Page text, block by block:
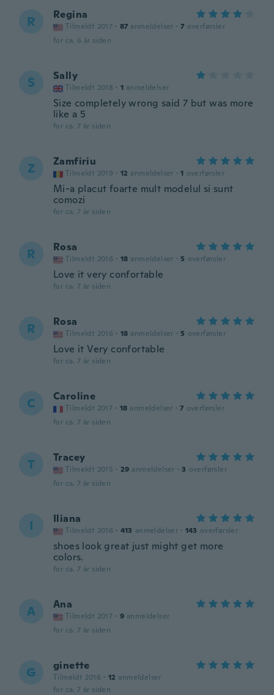
R Regina
Tilmeldt 2017 · 87 anmeldelser · 7 overførsler
for ca. 6 år siden
S Sally
Tilmeldt 2018 · 1 anmeldelser
Size completely wrong said 7 but was more
like a 5
for ca. 7 år siden
Z Zamfiriu
Tilmeldt 2019 · 12 anmeldelser · 1 overførsler
Mi-a placut foarte mult modelul si sunt
comozi
for ca. 7 år siden
R Rosa
Tilmeldt 2016 · 18 anmeldelser · 5 overførsler
Love it very confortable
for ca. 7 år siden
R Rosa
Tilmeldt 2016 · 18 anmeldelser · 5 overførsler
Love it Very confortable
for ca. 7 år siden
C Caroline
Tilmeldt 2017 · 18 anmeldelser · 7 overførsler
for ca. 7 år siden
T Tracey
Tilmeldt 2015 · 29 anmeldelser · 3 overførsler
for ca. 7 år siden
I Iliana
Tilmeldt 2016 · 413 anmeldelser · 143 overførsler
shoes look great just might get more
colors.
for ca. 7 år siden
A Ana
Tilmeldt 2017 · 9 anmeldelser
for ca. 7 år siden
G ginette
Tilmeldt 2016 · 12 anmeldelser
for ca. 7 år siden